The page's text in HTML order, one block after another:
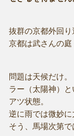
抜群の京都外回り
京都は武さんの庭
問題は天候だけ。
ラー（太陽神）
アツ状態。
逆に雨では微妙に
そう、馬場次第で